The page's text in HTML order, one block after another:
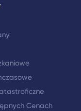
Cenach